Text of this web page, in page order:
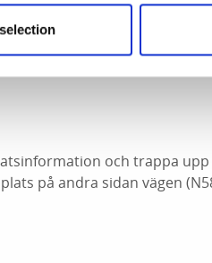
”Glyckshult” fortsätter
i slutet av maj eller
och trappa
på andra sidan vägen